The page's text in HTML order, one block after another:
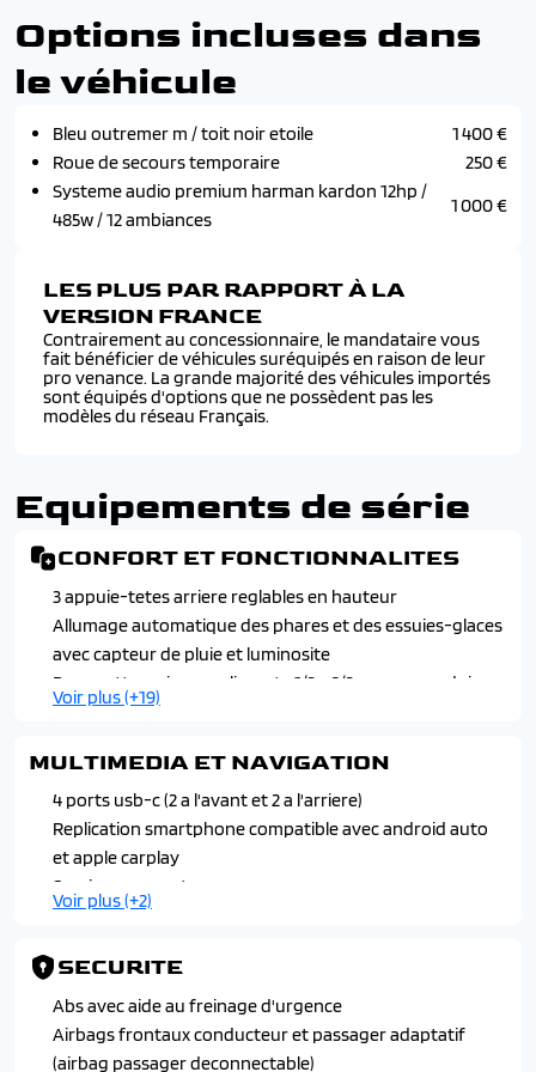
Options incluses dans
le véhicule
Bleu outremer m / toit noir etoile
1 400 €
Roue de secours temporaire
250 €
Systeme audio premium harman kardon 12hp /
485w / 12 ambiances
1 000 €
LES PLUS PAR RAPPORT À LA
VERSION FRANCE
Contrairement au concessionnaire, le mandataire vous
fait bénéficier de véhicules suréquipés en raison de leur
pro venance. La grande majorité des véhicules importés
sont équipés d'options que ne possèdent pas les
modèles du réseau Français.
Equipements de série
CONFORT ET FONCTIONNALITES
3 appuie-tetes arriere reglables en hauteur
Allumage automatique des phares et des essuies-glaces
avec capteur de pluie et luminosite
Banquette arriere coulissante 1/3 - 2/3 avec accoudoir
central
Chargeur smartphone a induction
Climatisation automatique bi-zone
Console centrale avec repose main coulissant
Eclairage interieur a led
Hayon motorise mains libres
Lumiere d'ambiance personnalisable
Palettes de regeneration d'energie
Pare-soleil conducteur et passager avant avec un miroir
de courtoisie eclaire
Renault multi-sense avec experience de conduite
Voir plus (+19)
MULTIMEDIA ET NAVIGATION
4 ports usb-c (2 a l'avant et 2 a l'arriere)
Replication smartphone compatible avec android auto
et apple carplay
Services connectees
Son arkamys auditorium
navigation avec cartographie europe
Voir plus (+2)
SECURITE
Abs avec aide au freinage d'urgence
Airbags frontaux conducteur et passager adaptatif
(airbag passager deconnectable)